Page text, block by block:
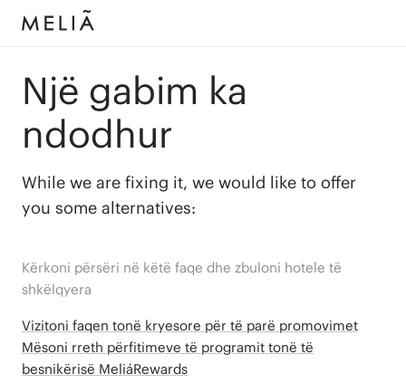
Një gabim ka
ndodhur
While we are fixing it, we would like to offer
you some alternatives:
Kërkoni përsëri në këtë faqe dhe zbuloni hotele të
shkëlqyera
Vizitoni faqen tonë kryesore për të parë promovimet
Mësoni rreth përfitimeve të programit tonë të
besnikërisë MeliáRewards